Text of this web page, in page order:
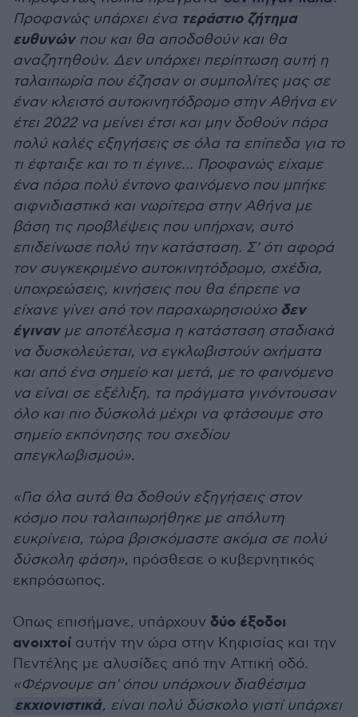
Προφανώς υπάρχει ένα τεράστιο ζήτημα
ευθυνώνπου και θα αποδοθούν και θα
αναζητηθούν. Δεν υπάρχει περίπτωση αυτή η
ταλαιπωρία που έζησαν οι συμπολίτες μας σε
έναν κλειστό αυτοκινητόδρομο στην Αθήνα εν
έτει 2022 να μείνει έτσι και μην δοθούν πάρα
πολύ καλές εξηγήσεις σε όλα τα επίπεδα για το
τι έφταιξε και το τι έγινε... Προφανώς είχαμε
ένα πάρα πολύ έντονο φαινόμενο που μπήκε
αιφνιδιαστικά και νωρίτερα στην Αθήνα με
βάση τις προβλέψεις που υπήρχαν, αυτό
επιδείνωσε πολύ την κατάσταση. Σ' ότι αφορά
τον συγκεκριμένο αυτοκινητόδρομο, σχέδια,
υποχρεώσεις, κινήσεις που θα έπρεπε να
είχανε γίνει από τον παραχωρησιούχο δεν
έγινανμε αποτέλεσμα η κατάσταση σταδιακά
να δυσκολεύεται, να εγκλωβιστούν οχήματα
και από ένα σημείο και μετά, με το φαινόμενο
να είναι σε εξέλιξη, τα πράγματα γινόντουσαν
όλο και πιο δύσκολά μέχρι να φτάσουμε στο
σημείο εκπόνησης του σχεδίου
απεγκλωβισμού».
«Για όλα αυτά θα δοθούν εξηγήσεις στον
κόσμο που ταλαιπωρήθηκε με απόλυτη
ευκρίνεια, τώρα βρισκόμαστε ακόμα σε πολύ
δύσκολη φάση», πρόσθεσε ο κυβερνητικός
εκπρόσωπος.
Όπως επισήμανε, υπάρχουν δύο έξοδοι
ανοιχτοίαυτήν την ώρα στην Κηφισίας και την
Πεντέλης με αλυσίδες από την Αττική οδό.
«Φέρνουμε απ' όπου υπάρχουν διαθέσιμα
εκχιονιστικά, είναι πολύ δύσκολο γιατί υπάρχει